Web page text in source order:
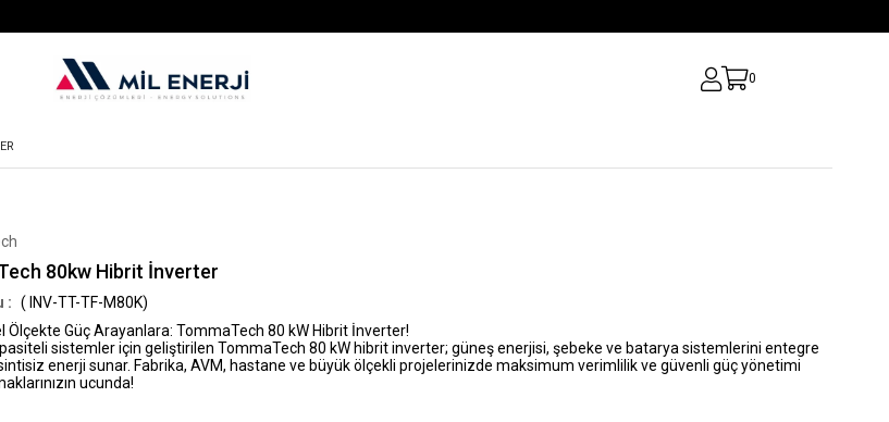
0
80kw Hibrit İnverter
( INV-TT-TF-M80K)
Ölçekte Güç Arayanlara: TommaTech 80 kW Hibrit İnverter!
sistemler için geliştirilen TommaTech 80 kW hibrit inverter; güneş enerjisi, şebeke ve batarya sistemlerini entegre
enerji sunar. Fabrika, AVM, hastane ve büyük ölçekli projelerinizde maksimum verimlilik ve güvenli güç yönetimi
ucunda!